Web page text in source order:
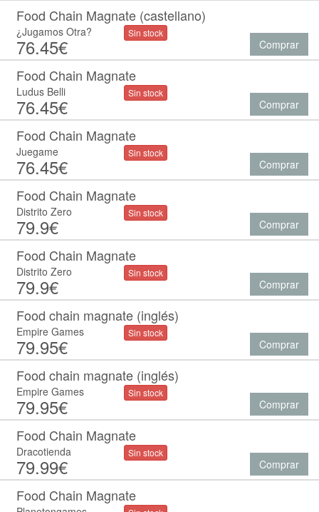
Food Chain Magnate (castellano)
¿Jugamos Otra?
76.45€
Sin stock
Comprar
Food Chain Magnate
Ludus Belli
76.45€
Sin stock
Comprar
Food Chain Magnate
Juegame
76.45€
Sin stock
Comprar
Food Chain Magnate
Distrito Zero
79.9€
Sin stock
Comprar
Food Chain Magnate
Distrito Zero
79.9€
Sin stock
Comprar
Food chain magnate (inglés)
Empire Games
79.95€
Sin stock
Comprar
Food chain magnate (inglés)
Empire Games
79.95€
Sin stock
Comprar
Food Chain Magnate
Dracotienda
79.99€
Sin stock
Comprar
Food Chain Magnate